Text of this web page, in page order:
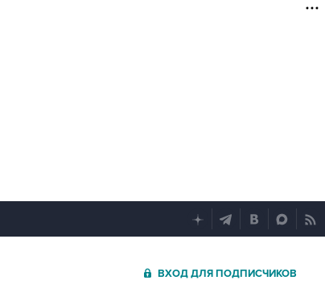
ВХОД ДЛЯ ПОДПИСЧИКОВ